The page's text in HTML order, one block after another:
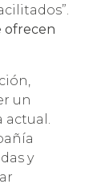
ofrecen
un
actual.
y